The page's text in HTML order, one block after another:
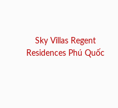
Sky Villas Regent
Residences Phú Quốc